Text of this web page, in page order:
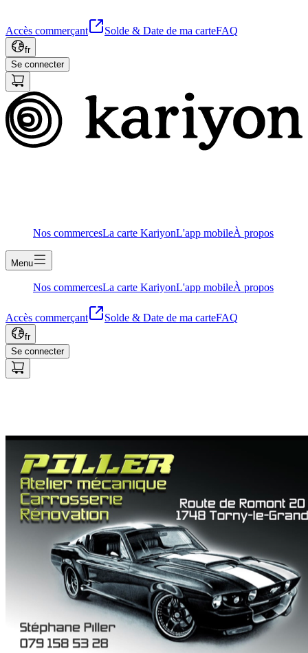
Accès commerçant Solde & Date de ma carteFAQ
fr
Se connecter
Nos commercesLa carte KariyonL'app mobileÀ propos
Menu
Nos commercesLa carte KariyonL'app mobileÀ propos
Accès commerçant Solde & Date de ma carteFAQ
fr
Se connecter